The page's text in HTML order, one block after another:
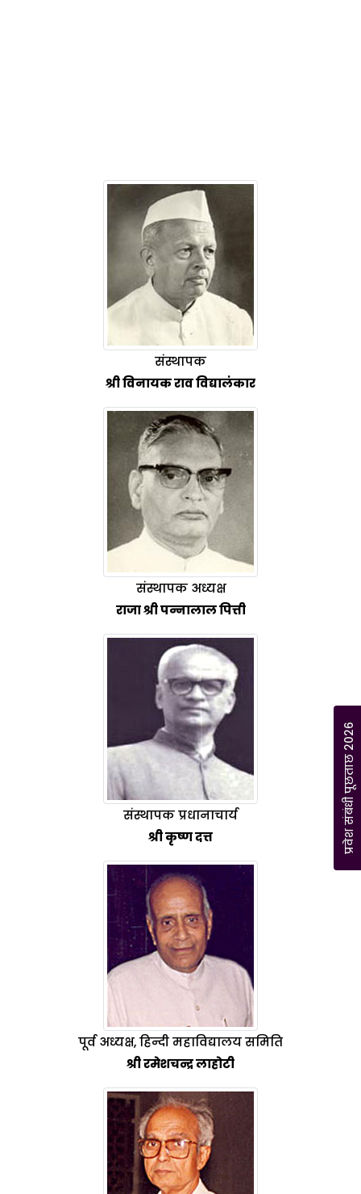
प्रवेश संबंधी पूछताछ 2026
संस्थापक
श्री विनायक राव विद्यालंकार
संस्थापक अध्यक्ष
राजा श्री पन्नालाल पित्ती
संस्थापक प्रधानाचार्य
श्री कृष्ण दत्त
पूर्व अध्यक्ष, हिन्दी महाविद्यालय समिति
श्री रमेशचन्द्र लाहोटी